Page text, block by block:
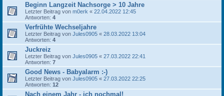
Beginn Langzeit Nachsorge > 10 Jahre
Letzter Beitrag von m0erk « 22.04.2022 12:45
Antworten: 4
Verfrühte Wechseljahre
Letzter Beitrag von Jules0905 « 28.03.2022 13:04
Antworten: 4
Juckreiz
Letzter Beitrag von Jules0905 « 27.03.2022 22:41
Antworten: 7
Good News - Babyalarm :-)
Letzter Beitrag von Jules0905 « 27.03.2022 22:25
Antworten: 12
Nach einem Jahr - ich nochmal!